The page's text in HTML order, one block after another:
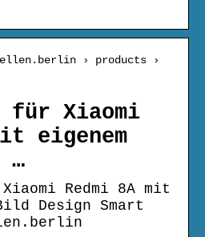
› products ›
für Xiaomi
eigenem
…
Redmi 8A mit
Design Smart